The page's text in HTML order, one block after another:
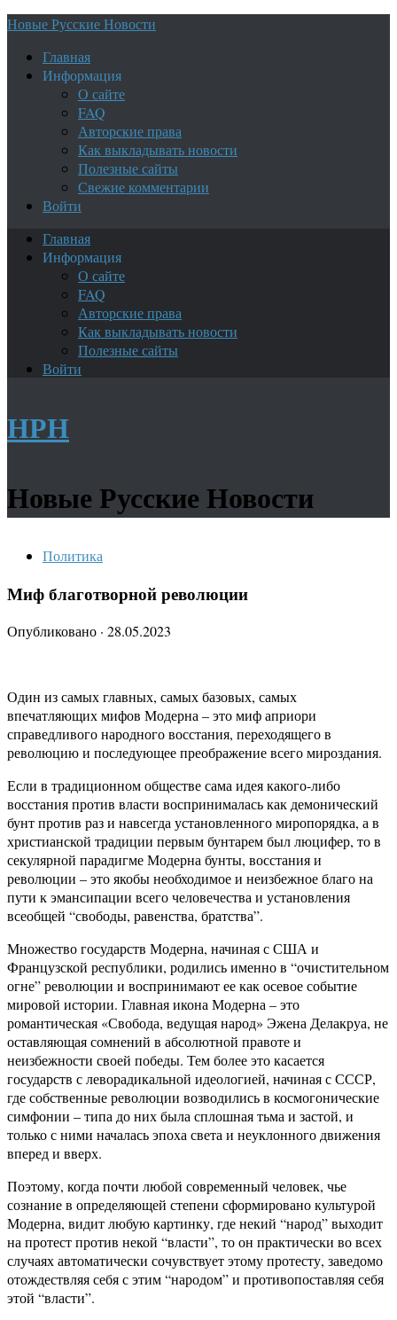
Новые Русские Новости
Главная
Информация
О сайте
FAQ
Авторские права
Как выкладывать новости
Полезные сайты
Свежие комментарии
Войти
Главная
Информация
О сайте
FAQ
Авторские права
Как выкладывать новости
Полезные сайты
Войти
НРН
Новые Русские Новости
Политика
Миф благотворной революции
Опубликовано · 28.05.2023
Один из самых главных, самых базовых, самых
впечатляющих мифов Модерна – это миф априори
справедливого народного восстания, переходящего в
революцию и последующее преображение всего мироздания.
Если в традиционном обществе сама идея какого-либо
восстания против власти воспринималась как демонический
бунт против раз и навсегда установленного миропорядка, а в
христианской традиции первым бунтарем был люцифер, то в
секулярной парадигме Модерна бунты, восстания и
революции – это якобы необходимое и неизбежное благо на
пути к эмансипации всего человечества и установления
всеобщей “свободы, равенства, братства”.
Множество государств Модерна, начиная с США и
Французской республики, родились именно в “очистительном
огне” революции и воспринимают ее как осевое событие
мировой истории. Главная икона Модерна – это
романтическая «Свобода, ведущая народ» Эжена Делакруа, не
оставляющая сомнений в абсолютной правоте и
неизбежности своей победы. Тем более это касается
государств с леворадикальной идеологией, начиная с СССР,
где собственные революции возводились в космогонические
симфонии – типа до них была сплошная тьма и застой, и
только с ними началась эпоха света и неуклонного движения
вперед и вверх.
Поэтому, когда почти любой современный человек, чье
сознание в определяющей степени сформировано культурой
Модерна, видит любую картинку, где некий “народ” выходит
на протест против некой “власти”, то он практически во всех
случаях автоматически сочувствует этому протесту, заведомо
отождествляя себя с этим “народом” и противопоставляя себя
этой “власти”.